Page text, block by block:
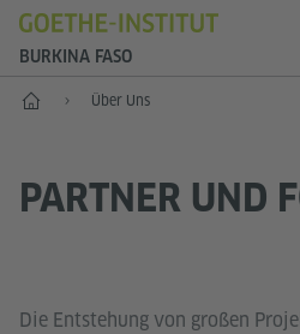
BURKINA FASO
Start Über Uns
PARTNER UND
Die Entstehung von großen